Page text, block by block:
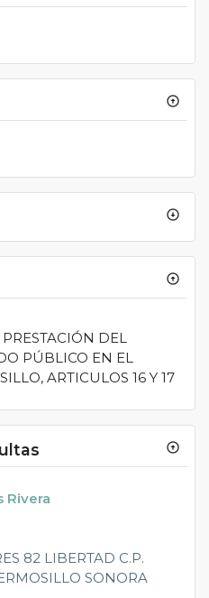
arrow_circle_up
arrow_circle_down
arrow_circle_up
DEL
PÚBLICO EN EL
ARTICULOS 16 Y 17
arrow_circle_up
Rivera
82 LIBERTAD C.P.
SONORA